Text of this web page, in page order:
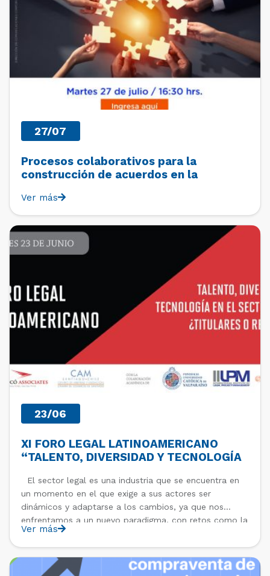
27/07
Procesos colaborativos para la
construcción de acuerdos en la
Ver más
PAST EVENTS
23/06
XI FORO LEGAL LATINOAMERICANO
“TALENTO, DIVERSIDAD Y TECNOLOGÍA
REALIDAD?”
El sector legal es una industria que se encuentra en
un momento en el que exige a sus actores ser
dinámicos y adaptarse a los cambios, ya que nos
enfrentamos a un nuevo paradigma, con retos como la
transformación digital, la alta competitividad y las
nuevas expectativas de los […]
Ver más
PAST EVENTS